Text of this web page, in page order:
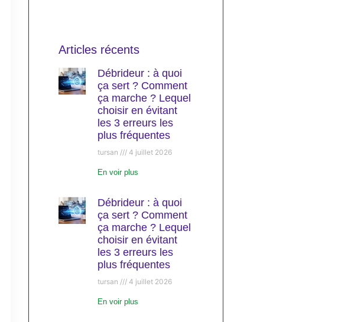
Articles récents
Débrideur : à quoi
ça sert ? Comment
ça marche ? Lequel
choisir en évitant
les 3 erreurs les
plus fréquentes
tursan 4 juillet 2026
En voir plus
Débrideur : à quoi
ça sert ? Comment
ça marche ? Lequel
choisir en évitant
les 3 erreurs les
plus fréquentes
tursan 4 juillet 2026
En voir plus